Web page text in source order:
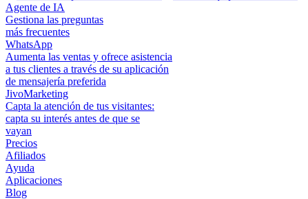
Agente de IA
Gestiona las preguntas
más frecuentes
WhatsApp
Aumenta las ventas y ofrece asistencia
a tus clientes a través de su aplicación
de mensajería preferida
JivoMarketing
Capta la atención de tus visitantes:
capta su interés antes de que se
vayan
Precios
Afiliados
Ayuda
Aplicaciones
Blog